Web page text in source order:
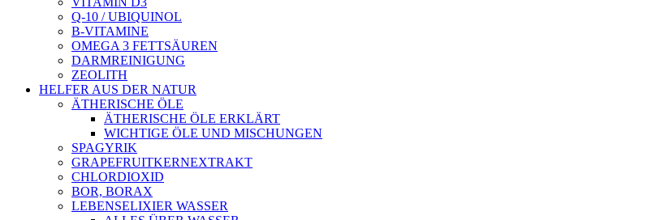
Q-10 / UBIQUINOL
B-VITAMINE
OMEGA 3 FETTSÄUREN
DARMREINIGUNG
ZEOLITH
HELFER AUS DER NATUR
ÄTHERISCHE ÖLE
ÄTHERISCHE ÖLE ERKLÄRT
WICHTIGE ÖLE UND MISCHUNGEN
SPAGYRIK
GRAPEFRUITKERNEXTRAKT
CHLORDIOXID
BOR, BORAX
LEBENSELIXIER WASSER